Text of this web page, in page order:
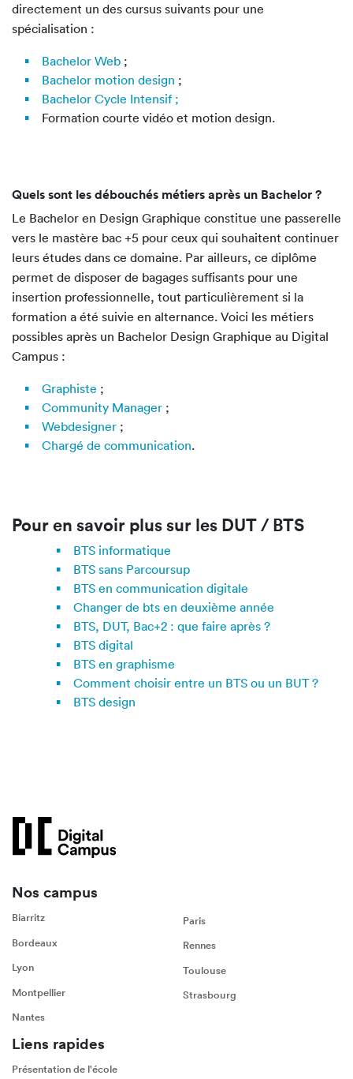
directement un des cursus suivants pour une
spécialisation :
Bachelor Web ;
Bachelor motion design ;
Bachelor Cycle Intensif ;
Formation courte vidéo et motion design.
Quels sont les débouchés métiers après un Bachelor ?
Le Bachelor en Design Graphique constitue une passerelle
vers le mastère bac +5 pour ceux qui souhaitent continuer
leurs études dans ce domaine. Par ailleurs, ce diplôme
permet de disposer de bagages suffisants pour une
insertion professionnelle, tout particulièrement si la
formation a été suivie en alternance. Voici les métiers
possibles après un Bachelor Design Graphique au Digital
Campus :
Graphiste ;
Community Manager ;
Webdesigner ;
Chargé de communication.
Pour en savoir plus sur les DUT / BTS
BTS informatique
BTS sans Parcoursup
BTS en communication digitale
Changer de bts en deuxième année
BTS, DUT, Bac+2 : que faire après ?
BTS digital
BTS en graphisme
Comment choisir entre un BTS ou un BUT ?
BTS design
Nos campus
Biarritz
Bordeaux
Lyon
Montpellier
Nantes
Paris
Rennes
Toulouse
Strasbourg
Liens rapides
Présentation de l'école